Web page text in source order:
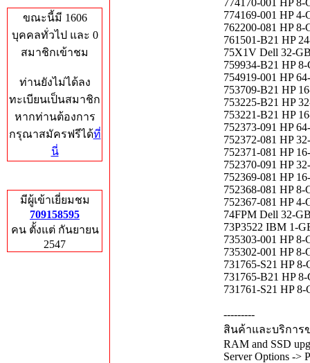
ขณะนี้มี 1606
บุคคลทั่วไป และ 0
สมาชิกเข้าชม
ท่านยังไม่ได้ลง
ทะเบียนเป็นสมาชิก
หากท่านต้องการ
กรุณาสมัครฟรีได้ที่
นี่
มีผู้เข้าเยี่ยมชม
709158595
คน ตั้งแต่ กันยายน
2547
774170-001 HP
774169-001 HP
762200-081 HP
761501-B21 HP
75X1V Dell 32-
759934-B21 HP
754919-001 HP
753709-B21 HP
753225-B21 HP
753221-B21 HP
752373-091 HP
752372-081 HP
752371-081 HP
752370-091 HP
752369-081 HP
752368-081 HP
752367-081 HP
74FPM Dell 32-
73P3522 IBM 1-
735303-001 HP
735302-001 HP
731765-S21 HP
731765-B21 HP
731761-S21 HP
---------
สินค้าและบริการ
RAM and SSD
Server Options ->